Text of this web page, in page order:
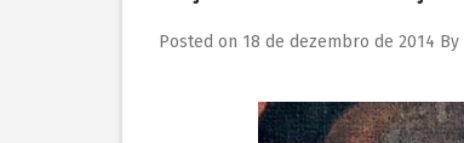
Posted on 18 de dezembro de 2014 By